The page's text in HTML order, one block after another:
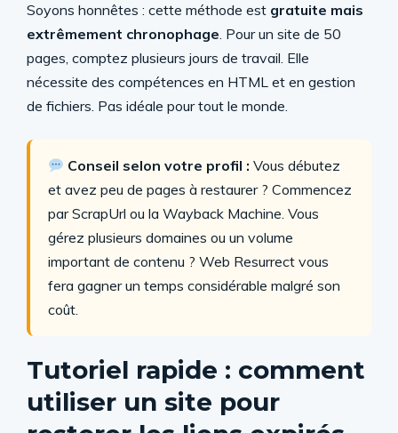
Soyons honnêtes : cette méthode est gratuite mais
extrêmement chronophage. Pour un site de 50
pages, comptez plusieurs jours de travail. Elle
nécessite des compétences en HTML et en gestion
de fichiers. Pas idéale pour tout le monde.
Conseil selon votre profil : Vous débutez
et avez peu de pages à restaurer ? Commencez
par ScrapUrl ou la Wayback Machine. Vous
gérez plusieurs domaines ou un volume
important de contenu ? Web Resurrect vous
fera gagner un temps considérable malgré son
coût.
Tutoriel rapide : comment
utiliser un site pour